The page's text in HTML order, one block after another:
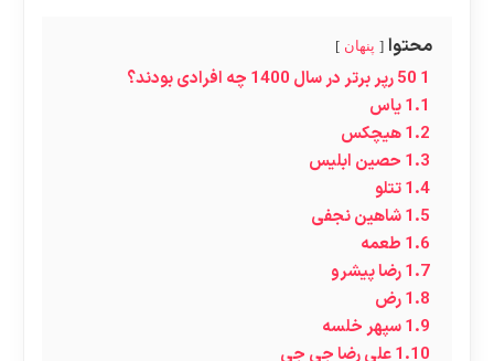
محتوا پنهان
1 50 رپر برتر در سال 1400 چه افرادی بودند؟
1.1یاس
1.2هیچکس
1.3 حصین ابلیس
1.4تتلو
1.5شاهین نجفی
1.6 طعمه
1.7رضا پیشرو
1.8رض
1.9سپهر خلسه
1.10علی رضا جی جی